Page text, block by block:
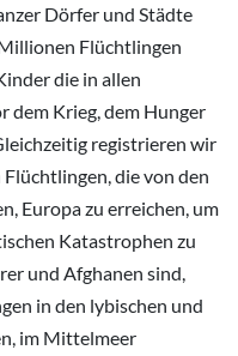
Dörfer und Städte
Flüchtlingen
die in allen
dem Krieg, dem Hunger
registrieren wir
die von den
Europa zu erreichen, um
Katastrophen zu
und Afghanen sind,
in den lybischen und
im Mittelmeer